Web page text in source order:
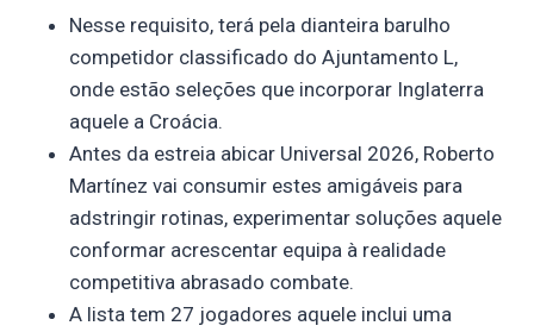
Nesse requisito, terá pela dianteira barulho
competidor classificado do Ajuntamento L,
onde estão seleções que incorporar Inglaterra
aquele a Croácia.
Antes da estreia abicar Universal 2026, Roberto
Martínez vai consumir estes amigáveis para
adstringir rotinas, experimentar soluções aquele
conformar acrescentar equipa à realidade
competitiva abrasado combate.
A lista tem 27 jogadores aquele inclui uma